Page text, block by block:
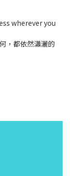
wherever you
，都依然瀟灑的